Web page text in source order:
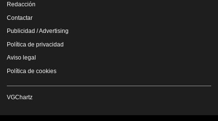
Redacción
Contactar
Publicidad / Advertising
Política de privacidad
Aviso legal
Política de cookies
VGChartz